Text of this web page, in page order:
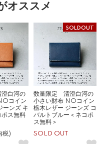
オススメ
白河の
コイン
ーンズ キ
ポス無料
税)
SOLDOUT
数量限定 清澄白河の
小さい財布 NOコイン
栃木レザー ジーンズ コ
バルトブルー＜ネコポ
ス無料＞
SOLD OUT